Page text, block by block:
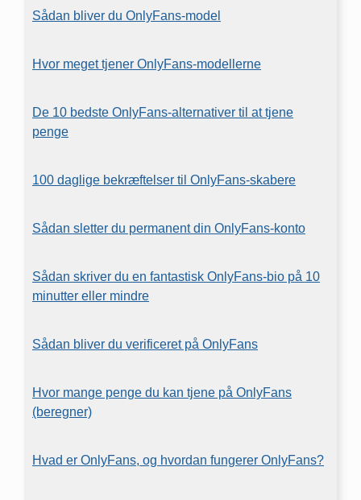
Sådan bliver du OnlyFans-model
Hvor meget tjener OnlyFans-modellerne
De 10 bedste OnlyFans-alternativer til at tjene
penge
100 daglige bekræftelser til OnlyFans-skabere
Sådan sletter du permanent din OnlyFans-konto
Sådan skriver du en fantastisk OnlyFans-bio på 10
minutter eller mindre
Sådan bliver du verificeret på OnlyFans
Hvor mange penge du kan tjene på OnlyFans
(beregner)
Hvad er OnlyFans, og hvordan fungerer OnlyFans?